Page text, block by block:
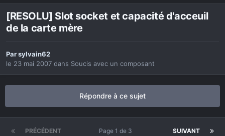
[RESOLU] Slot socket et capacité d'acceuil
de la carte mère
Parsylvain62
le 23 mai 2007 dans Soucis avec un composant
Répondre à ce sujet
PRÉCÉDENT SUIVANT
Page 1 de 3